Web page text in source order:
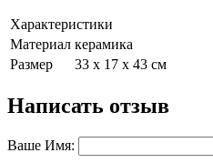
Характеристики
Материал керамика
Размер
33 х 17 х 43 см
Написать отзыв
Ваше Имя: